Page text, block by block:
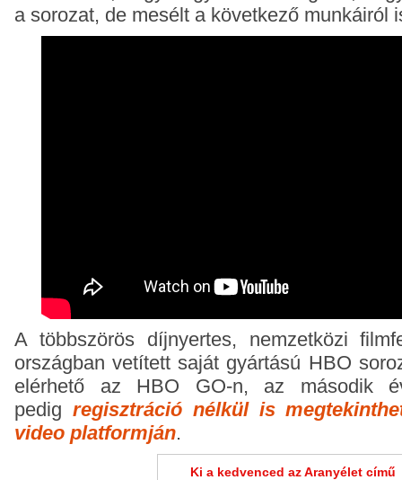
a sorozat, de mesélt a következő munkáiról
A többszörös díjnyertes, nemzetközi
országban vetített saját gyártású HBO
elérhető az HBO GO-n, az második
pedig regisztráció nélkül is
video platformján.
Ki a kedvenced az Aranyélet című